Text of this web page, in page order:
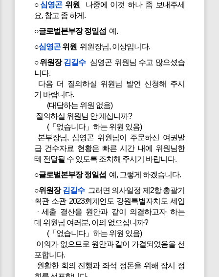
○심영곤위원
나중에 이것 하나 좀 보내주세
요, 참고 좀 하게.
○글로벌본부장 정일섭 예.
○심영곤위원 위원장님, 이상입니다.
○위원장김길수심영곤 위원님 수고 많으셨습
니다.
다음 더 질의하실 위원님 발언 신청해 주시
기 바랍니다.
(대답하는 위원 없음)
질의하실 위원님 안 계십니까?
(「없습니다」하는 위원 있음)
본부장님, 심영곤 위원님이 주문하신 여권발
급 건수자료 현황은 빠른 시간 내에 위원님한
테 전달될 수 있도록 조치해 주시기 바랍니다.
○글로벌본부장 정일섭 예, 그렇게 하겠습니다.
○위원장김길수그러면 의사일정 제2항 총괄기
획관 소관 2023회계연도 강원특별자치도 세입
ㆍ세출 결산을 원안과 같이 의결하고자 하는
데 위원님 여러분, 이의 없으십니까?
(「없습니다」하는 위원 있음)
이의가 없으므로 원안과 같이 가결되었음을 선
포합니다.
원활한 회의 진행과 좌석 정돈을 위해 잠시 정